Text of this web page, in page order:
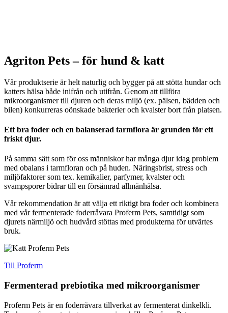
Agriton Pets – för hund & katt
Vår produktserie är helt naturlig och bygger på att stötta hundar och
katters hälsa både inifrån och utifrån. Genom att tillföra
mikroorganismertill djuren och deras miljö (ex. pälsen, bädden och
bilen) konkurreras oönskade bakterier och kvalster bort från platsen.
Ett bra foder och en balanserad tarmflora är grunden för ett
friskt djur.
På samma sätt som för oss människor har många djur idag problem
med obalans i tarmfloran och på huden. Näringsbrist, stress och
miljöfaktorer som tex. kemikalier, parfymer, kvalster och
svampsporer bidrar till en försämrad allmänhälsa.
Vår rekommendation är att välja ett riktigt bra foder och kombinera
med vår fermenterade foderråvara Proferm Pets, samtidigt som
djurets närmiljö och hudvård stöttas med produkterna för utvärtes
bruk.
Till Proferm
Fermenterad prebiotika med mikroorganismer
Proferm Pets är en foderråvara tillverkat av fermenterat dinkelkli.